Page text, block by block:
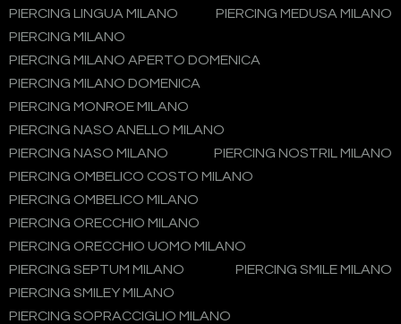
PIERCING LINGUA MILANO
PIERCING MEDUSA MILANO
PIERCING MILANO
PIERCING MILANO APERTO DOMENICA
PIERCING MILANO DOMENICA
PIERCING MONROE MILANO
PIERCING NASO ANELLO MILANO
PIERCING NASO MILANO
PIERCING NOSTRIL MILANO
PIERCING OMBELICO COSTO MILANO
PIERCING OMBELICO MILANO
PIERCING ORECCHIO MILANO
PIERCING ORECCHIO UOMO MILANO
PIERCING SEPTUM MILANO
PIERCING SMILE MILANO
PIERCING SMILEY MILANO
PIERCING SOPRACCIGLIO MILANO